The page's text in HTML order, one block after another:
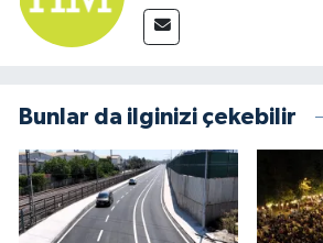
Bunlar da ilginizi çekebilir